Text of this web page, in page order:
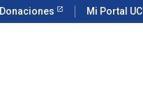
Donaciones Mi Portal UC